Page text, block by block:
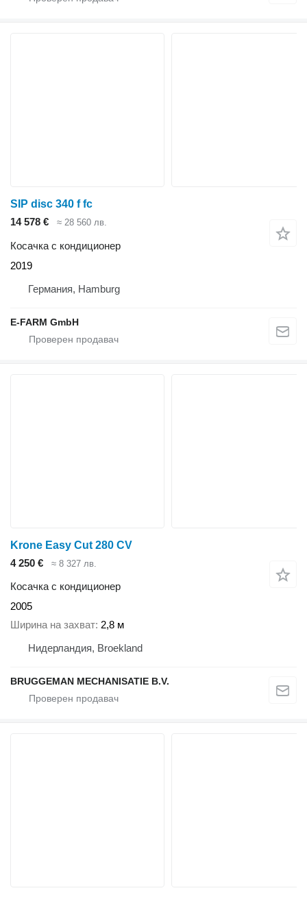
SIP disc 340 f fc
14 578 €
≈ 28 560 лв.
Косачка с кондиционер
2019
Германия, Hamburg
E-FARM GmbH
Krone Easy Cut 280 CV
4 250 €
≈ 8 327 лв.
Косачка с кондиционер
2005
Ширина на захват 2,8 м
Нидерландия, Broekland
BRUGGEMAN MECHANISATIE B.V.